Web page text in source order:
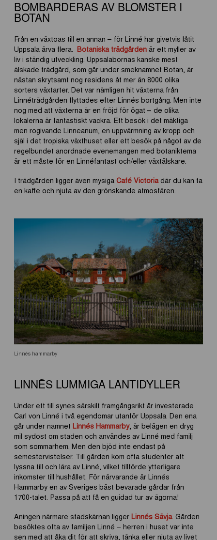
BOMBARDERAS AV BLOMSTER I
BOTAN
Från en växtoas till en annan – för Linné har givetvis låtit
Uppsala ärva flera. Botaniska trädgårdenär ett myller av
liv i ständig utveckling. Uppsalabornas kanske mest
älskade trädgård, som går under smeknamnet Botan, är
nästan skrytsamt nog residens åt mer än 8000 olika
sorters växtarter. Det var nämligen hit växterna från
Linnéträdgården flyttades efter Linnés bortgång. Men inte
nog med att växterna är en fröjd för ögat – de olika
lokalerna är fantastiskt vackra. Ett besök i det mäktiga
men rogivande Linneanum, en uppvärmning av kropp och
själ i det tropiska växthuset eller ett besök på något av de
regelbundet anordnade evenemangen med botaniktema
är ett måste för en Linnéfantast och/eller växtälskare.
I trädgården ligger även mysigaCafé Victoriadär du kan ta
en kaffe och njuta av den grönskande atmosfären.
Linnés hammarby
LINNÉS LUMMIGA LANTIDYLLER
Under ett till synes särskilt framgångsrikt år investerade
Carl von Linné i två egendomar utanför Uppsala. Den ena
går under namnet Linnés Hammarby, är belägen en dryg
mil sydost om staden och användes av Linné med familj
som sommarhem. Men den bjöd inte endast på
semestervistelser. Till gården kom ofta studenter att
lyssna till och lära av Linné, vilket tillförde ytterligare
inkomster till hushållet. För närvarande är Linnés
Hammarby en av Sveriges bäst bevarade gårdar från
1700-talet. Passa på att få en guidad tur av ägorna!
Aningen närmare stadskärnan liggerLinnés Sävja. Gården
besöktes ofta av familjen Linné – herren i huset var inte
sen med att åka dit för att skriva, tänka eller njuta av livet